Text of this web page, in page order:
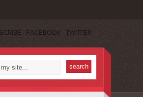
FACEBOOK TWITTER